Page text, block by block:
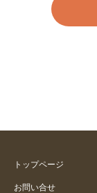
トップページ
お問い合せ